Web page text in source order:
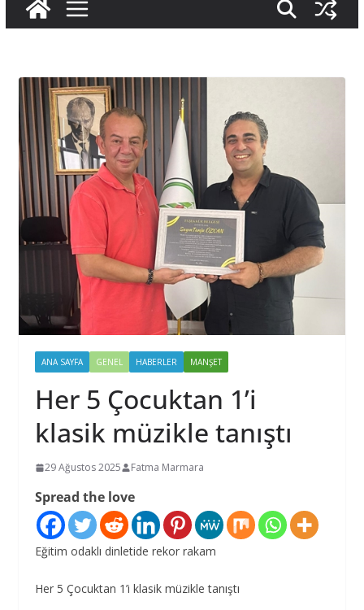
ANA SAYFA GENEL HABERLER MANŞET
Her 5 Çocuktan 1’i
klasik müzikle tanıştı
29 Ağustos 2025 Fatma Marmara
Spread the love
Eğitim odaklı dinletide rekor rakam
Her 5 Çocuktan 1’i klasik müzikle tanıştı